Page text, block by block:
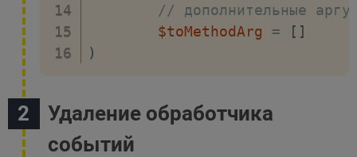
// дополнительные
$toMethodArg
= [ ]
)
Удаление обработчика
событий